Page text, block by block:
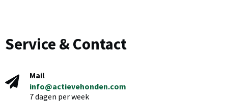
Service & Contact
Mail
info@actievehonden.com
7 dagen per week